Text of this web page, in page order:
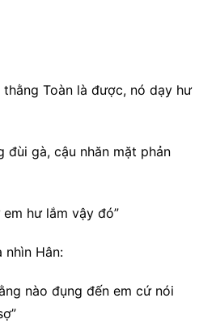
Toàn là được, nó dạy hư
đùi gà, cậu nhăn mặt phản
em hư lắm vậy đó”
nhìn Hân:
nào đụng đến em cứ nói